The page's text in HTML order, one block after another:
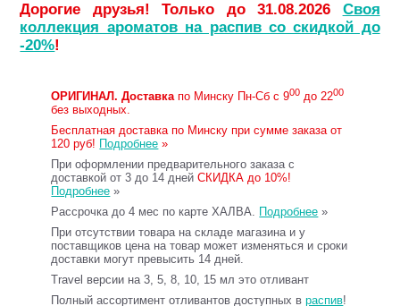
Дорогие друзья! Только до 31.08.2026 Своя
коллекция ароматов на распив со скидкой до
-20%!
ОРИГИНАЛ. Доставкапо Минску Пн-Сб с 900 до 2200
без выходных.
Бесплатная доставка по Минску при сумме заказа от
120 руб! Подробнее »
При оформлении предварительного заказа с
доставкой от 3 до 14 днейСКИДКА до 10%!
Подробнее »
Рассрочка до 4 мес по карте ХАЛВА. Подробнее »
При отсутствии товара на складе магазина и у
поставщиков цена на товар может изменяться и сроки
доставки могут превысить 14 дней.
Travel версии на 3, 5, 8, 10, 15 мл это отливант
Полный ассортимент отливантов доступных враспив!